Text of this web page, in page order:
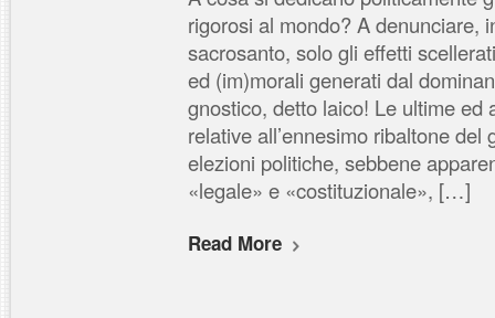
rigorosi al mondo? A denunciare,
sacrosanto, solo gli effetti
ed (im)morali generati dal
gnostico, detto laico! Le ultime ed
relative all’ennesimo ribaltone del
elezioni politiche, sebbene
«legale» e «costituzionale», […]
Read More